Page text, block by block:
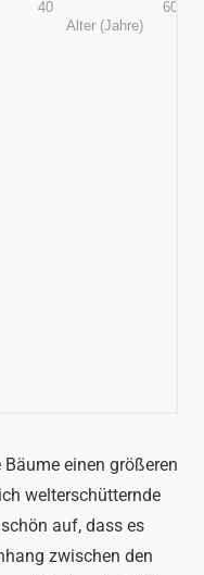
einen größeren
welterschütternde
auf, dass es
zwischen den